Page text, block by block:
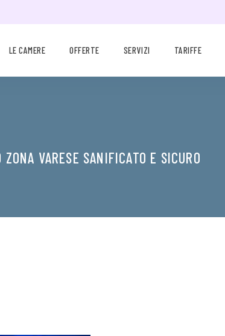
LE CAMERE OFFERTE SERVIZI TARIFFE
ZONA VARESE SANIFICATO E SICURO